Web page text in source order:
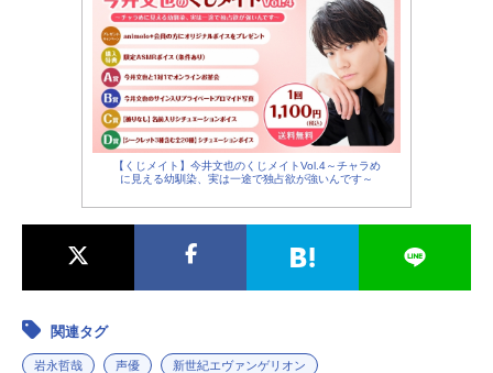
【くじメイト】今井文也のくじメイトVol.4～チャラめ
に見える幼馴染、実は一途で独占欲が強いんです～
関連タグ
岩永哲哉 声優 新世紀エヴァンゲリオン